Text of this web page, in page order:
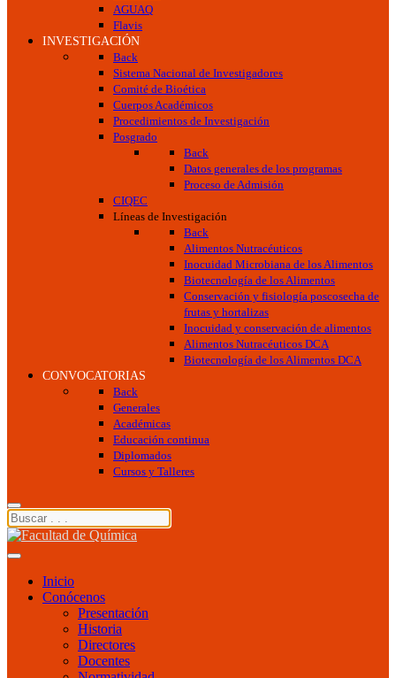
AGUAQ
Flavis
INVESTIGACIÓN
Back
Sistema Nacional de Investigadores
Comité de Bioética
Cuerpos Académicos
Procedimientos de Investigación
Posgrado
Back
Datos generales de los programas
Proceso de Admisión
CIQEC
Líneas de Investigación
Back
Alimentos Nutracéuticos
Inocuidad Microbiana de los Alimentos
Biotecnología de los Alimentos
Conservación y fisiología poscosecha de
frutas y hortalizas
Inocuidad y conservación de alimentos
Alimentos Nutracéuticos DCA
Biotecnología de los Alimentos DCA
CONVOCATORIAS
Back
Generales
Académicas
Educación continua
Diplomados
Cursos y Talleres
Inicio
Conócenos
Presentación
Historia
Directores
Docentes